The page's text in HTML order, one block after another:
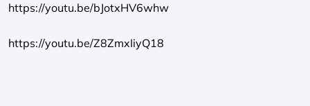
https://youtu.be/bJotxHV6whw
https://youtu.be/Z8ZmxIiyQ18